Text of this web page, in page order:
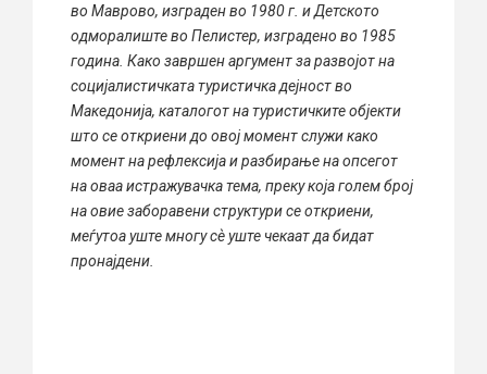
во Маврово, изграден во 1980 г. и Детското
одморалиште во Пелистер, изградено во 1985
година. Како завршен аргумент за развојот на
социјалистичката туристичка дејност во
Македонија, каталогот на туристичките објекти
што се откриени до овој момент служи како
момент на рефлексија и разбирање на опсегот
на оваа истражувачка тема, преку која голем број
на овие заборавени структури се откриени,
меѓутоа уште многу сѐ уште чекаат да бидат
пронајдени.